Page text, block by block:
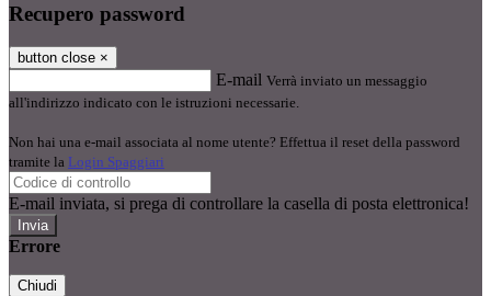
Recupero password
button close ×
E-mail Verrà inviato un messaggio
all'indirizzo indicato con le istruzioni necessarie.
Non hai una e-mail associata al nome utente? Effettua il reset della password
tramite la Login Spaggiari
E-mail inviata, si prega di controllare la casella di posta elettronica!
Errore
Chiudi